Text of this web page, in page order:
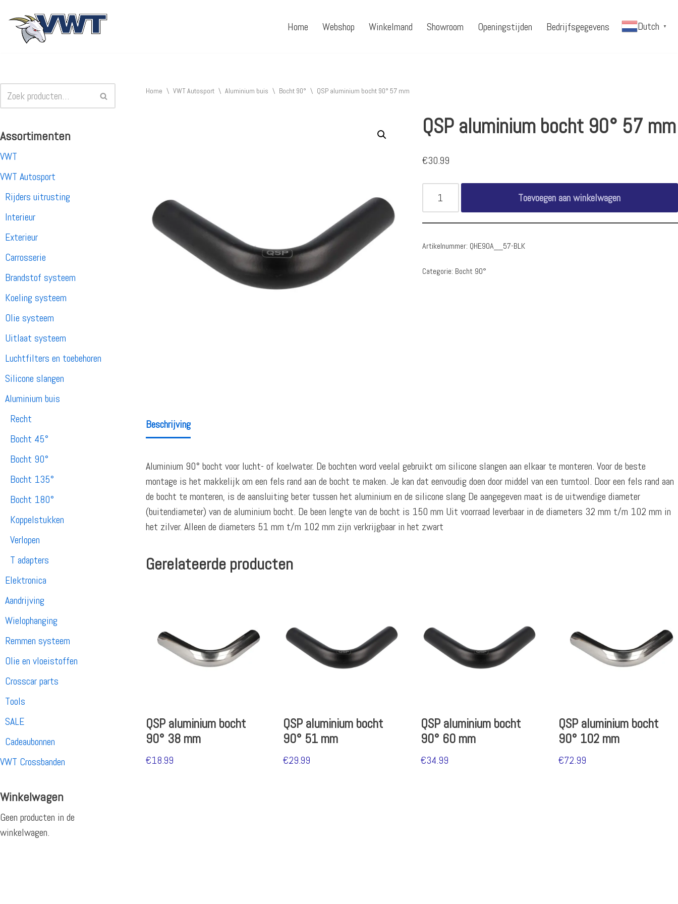
Ga
Home Webshop Winkelmand Showroom Openingstijden Bedrijfsgegevens Dutch ▼
Assortimenten
VWT
VWT Autosport
Rijders uitrusting
Interieur
Exterieur
Carrosserie
Brandstof systeem
Koeling systeem
Olie systeem
Uitlaat systeem
Luchtfilters en toebehoren
Silicone slangen
Aluminium buis
Recht
Bocht 45°
Bocht 90°
Bocht 135°
Bocht 180°
Koppelstukken
Verlopen
T adapters
Elektronica
Aandrijving
Wielophanging
Remmen systeem
Olie en vloeistoffen
Crosscar parts
Tools
SALE
Cadeaubonnen
VWT Crossbanden
Winkelwagen
Geen producten in de
winkelwagen.
Home \ VWT Autosport \ Aluminium buis \ Bocht 90° \ QSP aluminium bocht 90° 57 mm
QSP aluminium bocht 90° 57 mm
€30.99
Toevoegen aan winkelwagen
Artikelnummer: QHE90A__57-BLK
Categorie: Bocht 90°
Beschrijving
Aluminium 90° bocht voor lucht- of koelwater. De bochten word veelal gebruikt om silicone slangen aan elkaar te monteren. Voor de beste
montage is het makkelijk om een fels rand aan de bocht te maken. Je kan dat eenvoudig doen door middel van een turntool. Door een fels rand aan
de bocht te monteren, is de aansluiting beter tussen het aluminium en de silicone slang De aangegeven maat is de uitwendige diameter
(buitendiameter) van de aluminium bocht. De been lengte van de bocht is 150 mm Uit voorraad leverbaar in de diameters 32 mm t/m 102 mm in
het zilver. Alleen de diameters 51 mm t/m 102 mm zijn verkrijgbaar in het zwart
Gerelateerde producten
QSP aluminium bocht
90° 38 mm
€18.99
QSP aluminium bocht
90° 51 mm
€29.99
QSP aluminium bocht
90° 60 mm
€34.99
QSP aluminium bocht
90° 102 mm
€72.99